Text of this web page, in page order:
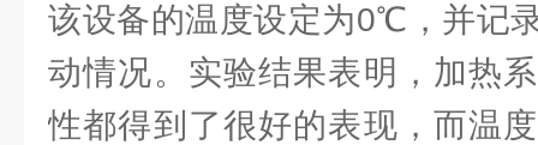
该设备的温度设定为0℃，并记
动情况。实验结果表明，加热
性都得到了很好的表现，而温